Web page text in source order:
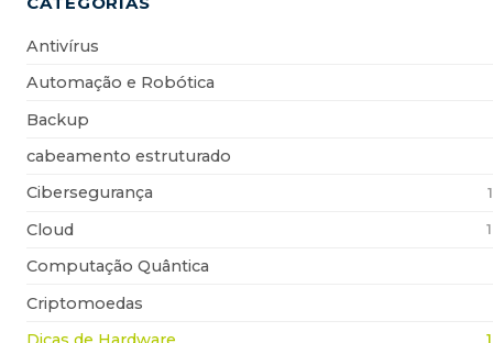
Antivírus
Automação e Robótica
Backup
cabeamento estruturado
Cibersegurança
Cloud
Computação Quântica
Criptomoedas